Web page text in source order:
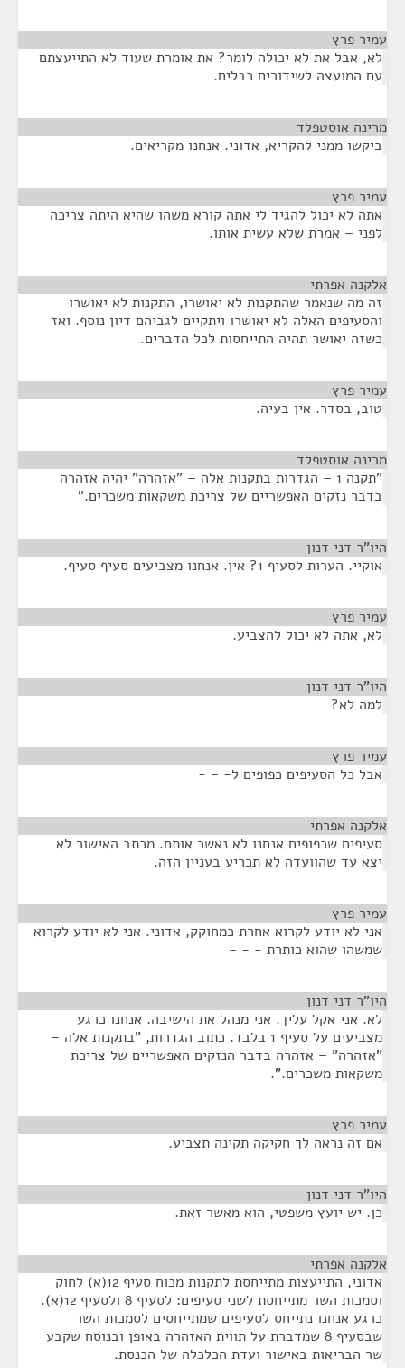
עמיר פרץ
לא, אבל את לא יכולה לומר? את אומרת שעוד לא התייעצתם
עם המועצה לשידורים כבלים.
מרינה אוסטפלד
ביקשו ממני להקריא, אדוני. אנחנו מקריאים.
עמיר פרץ
אתה לא יכול להגיד לי אתה קורא משהו שהיא היתה צריכה
לפני – אמרת שלא עשית אותו.
אלקנה אפרתי
זה מה שנאמר שהתקנות לא יאושרו, התקנות לא יאושרו
והסעיפים האלה לא יאושרו ויתקיים לגביהם דיון נוסף. ואז
כשזה יאושר תהיה התייחסות לכל הדברים.
עמיר פרץ
טוב, בסדר. אין בעיה.
מרינה אוסטפלד
"תקנה 1 – הגדרות בתקנות אלה – "אזהרה" יהיה אזהרה
בדבר נזקים האפשריים של צריכת משקאות משכרים."
היו"ר דני דנון
אוקיי. הערות לסעיף 1? אין. אנחנו מצביעים סעיף סעיף.
עמיר פרץ
לא, אתה לא יכול להצביע.
היו"ר דני דנון
למה לא?
עמיר פרץ
אבל כל הסעיפים כפופים ל- - -
אלקנה אפרתי
סעיפים שכפופים אנחנו לא נאשר אותם. מכתב האישור לא
יצא עד שהוועדה לא תכריע בעניין הזה.
עמיר פרץ
אני לא יודע לקרוא אחרת כמחוקק, אדוני. אני לא יודע לקרוא
שמשהו שהוא כותרת - - -
היו"ר דני דנון
לא. אני אקל עליך. אני מנהל את הישיבה. אנחנו כרגע
מצביעים על סעיף 1 בלבד. כתוב הגדרות, "בתקנות אלה –
"אזהרה" – אזהרה בדבר הנזקים האפשריים של צריכת
משקאות משכרים.".
עמיר פרץ
אם זה נראה לך חקיקה תקינה תצביע.
היו"ר דני דנון
כן. יש יועץ משפטי, הוא מאשר זאת.
אלקנה אפרתי
אדוני, התייעצות מתייחסת לתקנות מכוח סעיף 12(א) לחוק
וסמכות השר מתייחסת לשני סעיפים: לסעיף 8 ולסעיף 12(א).
כרגע אנחנו נתייחס לסעיפים שמתייחסים לסמכות השר
שבסעיף 8 שמדברת על תווית האזהרה באופן ובנוסח שקבע
שר הבריאות באישור ועדת הכלכלה של הכנסת.